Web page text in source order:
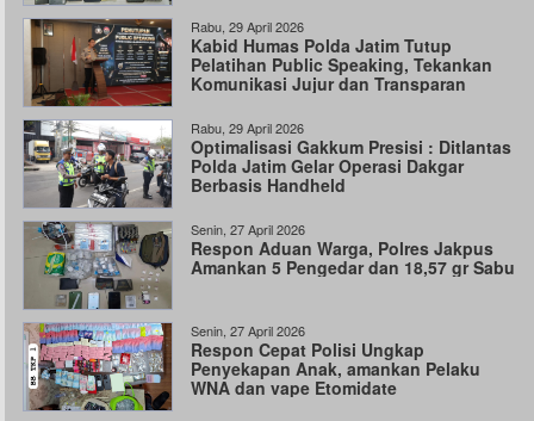
Rabu, 29 April 2026
Kabid Humas Polda Jatim Tutup
Pelatihan Public Speaking, Tekankan
Komunikasi Jujur dan Transparan
Rabu, 29 April 2026
Optimalisasi Gakkum Presisi : Ditlantas
Polda Jatim Gelar Operasi Dakgar
Berbasis Handheld
Senin, 27 April 2026
Respon Aduan Warga, Polres Jakpus
Amankan 5 Pengedar dan 18,57 gr Sabu
Senin, 27 April 2026
Respon Cepat Polisi Ungkap
Penyekapan Anak, amankan Pelaku
WNA dan vape Etomidate